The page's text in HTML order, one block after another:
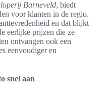
Barneveld, biedt
voor klanten in de regio.
en dat blijkt
eerlijke prijzen die ze
ontvangen ook een
eenvoudiger en
snel aan